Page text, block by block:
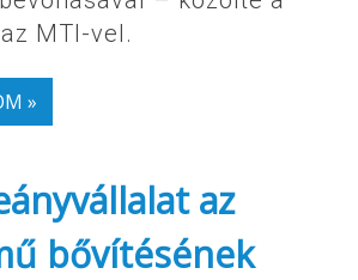
MTI-vel.
»
az
bővítésének